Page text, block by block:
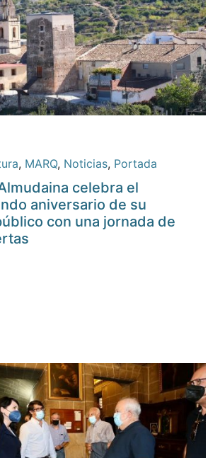
, MARQ, Noticias, Portada
celebra el
aniversario de su
con una jornada de